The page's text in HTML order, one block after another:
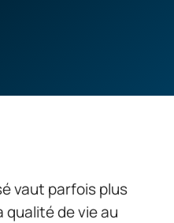
vaut parfois plus
qualité de vie au